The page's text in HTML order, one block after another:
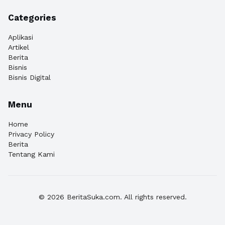
Categories
Aplikasi
Artikel
Berita
Bisnis
Bisnis Digital
Menu
Home
Privacy Policy
Berita
Tentang Kami
© 2026 BeritaSuka.com. All rights reserved.